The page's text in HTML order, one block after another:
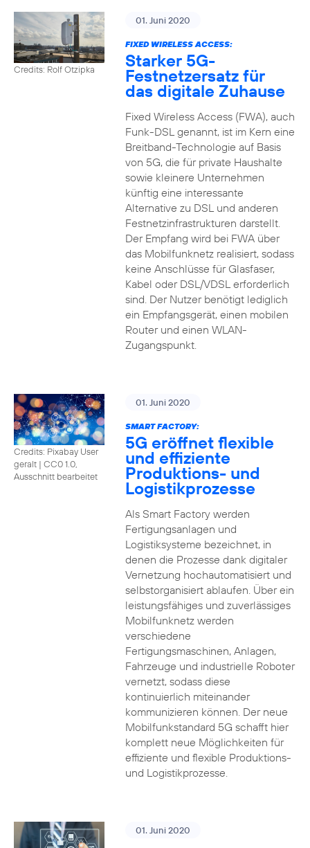
Credits: Rolf Otzipka
01. Juni 2020
FIXED WIRELESS ACCESS:
Starker 5G-
Festnetzersatz für
das digitale Zuhause
Fixed Wireless Access (FWA), auch
Funk-DSL genannt, ist im Kern eine
Breitband-Technologie auf Basis
von 5G, die für private Haushalte
sowie kleinere Unternehmen
künftig eine interessante
Alternative zu DSL und anderen
Festnetzinfrastrukturen darstellt.
Der Empfang wird bei FWA über
das Mobilfunknetz realisiert, sodass
keine Anschlüsse für Glasfaser,
Kabel oder DSL/VDSL erforderlich
sind. Der Nutzer benötigt lediglich
ein Empfangsgerät, einen mobilen
Router und einen WLAN-
Zugangspunkt.
Credits: Pixabay User
geralt | CC0 1.0,
Ausschnitt bearbeitet
01. Juni 2020
SMART FACTORY:
5G eröffnet flexible
und effiziente
Produktions- und
Logistikprozesse
Als Smart Factory werden
Fertigungsanlagen und
Logistiksysteme bezeichnet, in
denen die Prozesse dank digitaler
Vernetzung hochautomatisiert und
selbstorganisiert ablaufen. Über ein
leistungsfähiges und zuverlässiges
Mobilfunknetz werden
verschiedene
Fertigungsmaschinen, Anlagen,
Fahrzeuge und industrielle Roboter
vernetzt, sodass diese
kontinuierlich miteinander
kommunizieren können. Der neue
Mobilfunkstandard 5G schafft hier
komplett neue Möglichkeiten für
effiziente und flexible Produktions-
und Logistikprozesse.
01. Juni 2020